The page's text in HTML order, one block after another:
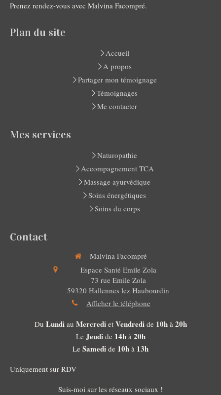
Prenez rendez-vous avec Malvina Facompré.
Plan du site
Accueil
A propos
Partager mon témoignage
Témoignages
Me contacter
Mes services
Naturopathie
Accompagnement TCA
Massage ayurvédique
Soins énergétiques
Soins du corps
Contact
Malvina Facompré
Espace Santé Emile Zola
73 rue Emile Zola
59320 Hallennes lez Haubourdin
Afficher le téléphone
Du Lundiau Mercrediet Vendredide 10hà 20h
Le Jeudide 14hà 20h
Le Samedi de 10h à 13h
Uniquement sur RDV
Suis-moi sur les réseaux sociaux !